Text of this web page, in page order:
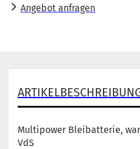
Angebot anfragen
Multipower Bleibatterie,
VdS